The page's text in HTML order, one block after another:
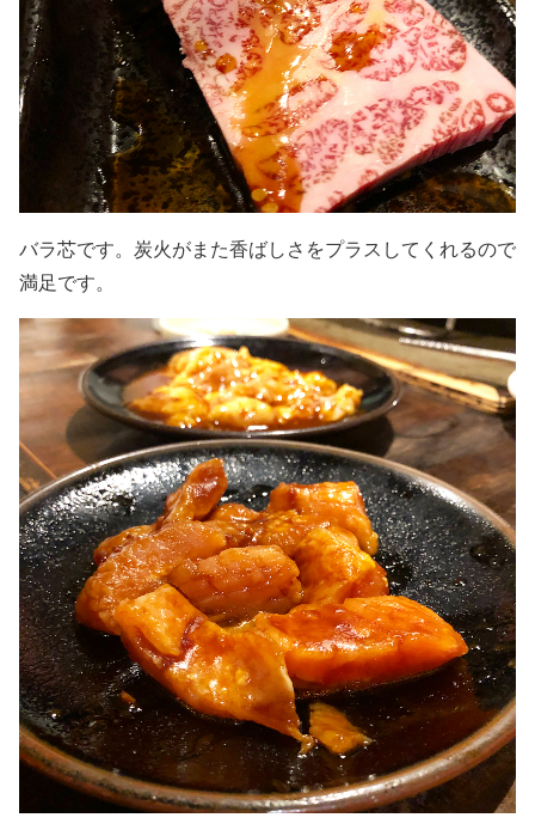
バラ芯です。炭火がまた香ばしさをプラスしてくれるので
満足です。